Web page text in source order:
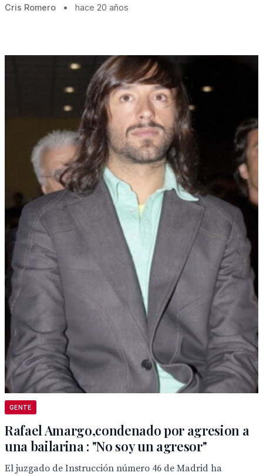
Cris Romero • hace 20 años
GENTE
Rafael Amargo,condenado por agresion a
una bailarina : "No soy un agresor"
El juzgado de Instrucción número 46 de Madrid ha